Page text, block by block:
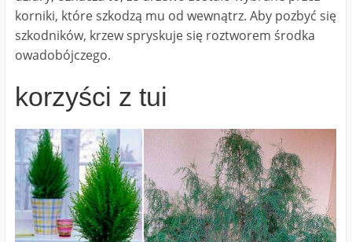
korniki, które szkodzą mu od wewnątrz. Aby pozbyć się
szkodników, krzew spryskuje się roztworem środka
owadobójczego.
korzyści z tui